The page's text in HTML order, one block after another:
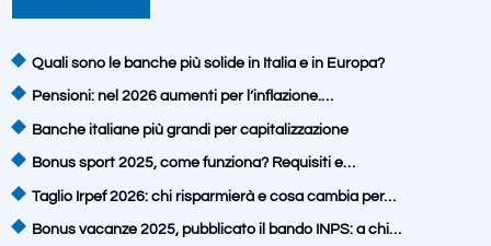
Quali sono le banche più solide in Italia e in Europa?
Pensioni: nel 2026 aumenti per l’inflazione.…
Banche italiane più grandi per capitalizzazione
Bonus sport 2025, come funziona? Requisiti e…
Taglio Irpef 2026: chi risparmierà e cosa cambia per…
Bonus vacanze 2025, pubblicato il bando INPS: a chi…